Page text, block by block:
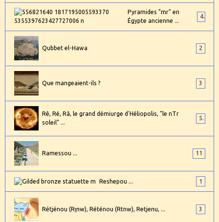
Pyramides "mr" en
Égypte ancienne ...
4
Qubbet el-Hawa 2
Que mangeaient-ils ? 3
Rê, Ré, Râ, le grand démiurge d'Héliopolis, "le nTr
soleil" ...
5
Ramessou ... 11
Reshepou ... 1
Rétjénou (Rṯnw), Réténou (Rtnw), Retjenu, ... 3